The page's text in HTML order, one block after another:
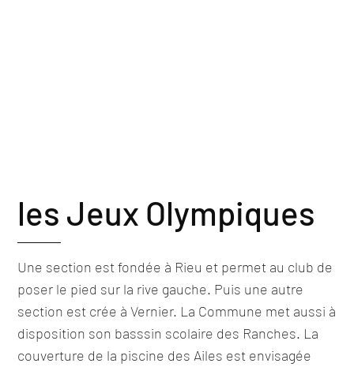
les Jeux Olympiques
Une section est fondée à Rieu et permet au club de
poser le pied sur la rive gauche. Puis une autre
section est crée à Vernier. La Commune met aussi à
disposition son basssin scolaire des Ranches. La
couverture de la piscine des Ailes est envisagée